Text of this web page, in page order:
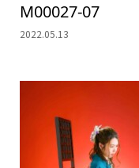
M00027-07
2022.05.13